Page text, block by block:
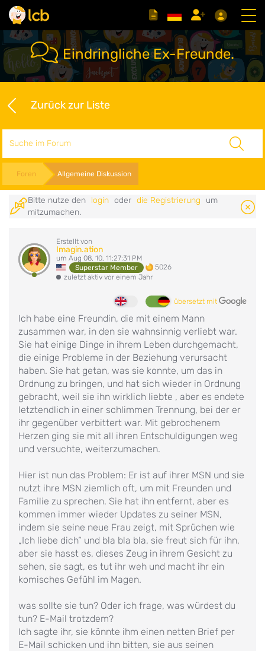
Eindringliche Ex-Freunde.
Zurück zur Liste
Foren Allgemeine Diskussion
Bitte nutze den login oder die Registrierung
um
mitzumachen.
Erstellt von
Imagin.ation
um Aug 08, 10, 11:27:31 PM
Superstar Member
5026
zuletzt aktiv vor einem Jahr
übersetzt mit
Ich habe eine Freundin, die mit einem Mann
zusammen war, in den sie wahnsinnig verliebt war.
Sie hat einige Dinge in ihrem Leben durchgemacht,
die einige Probleme in der Beziehung verursacht
haben. Sie hat getan, was sie konnte, um das in
Ordnung zu bringen, und hat sich wieder in Ordnung
gebracht, weil sie ihn wirklich liebte , aber es endete
letztendlich in einer schlimmen Trennung, bei der er
ihr gegenüber verbittert war. Mit gebrochenem
Herzen ging sie mit all ihren Entschuldigungen weg
und versuchte, weiterzumachen.
Hier ist nun das Problem: Er ist auf ihrer MSN und sie
nutzt ihre MSN ziemlich oft, um mit Freunden und
Familie zu sprechen. Sie hat ihn entfernt, aber es
kommen immer wieder Updates zu seiner MSN,
indem sie seine neue Frau zeigt, mit Sprüchen wie
„Ich liebe dich“ und bla bla bla, sie freut sich für ihn,
aber sie hasst es, dieses Zeug in ihrem Gesicht zu
sehen, sie sagt, es tut ihr weh und macht ihr ein
komisches Gefühl im Magen.
was sollte sie tun? Oder ich frage, was würdest du
tun? E-Mail trotzdem?
Ich sagte ihr, sie könnte ihm einen netten Brief per
E-Mail schicken und ihn bitten, sie aus seinen